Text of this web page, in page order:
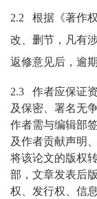
2.2 根据《著作
改、删节，凡有
返修意见后，逾
2.3 作者应保证
及保密、署名无
作者需与编辑部
及作者贡献声明
将该论文的版权
部，文章发表后
权、发行权、信